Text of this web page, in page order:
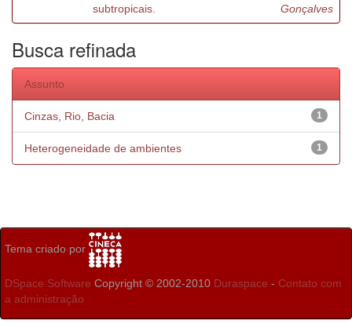
subtropicais.
Gonçalves
Busca refinada
Assunto
1
Cinzas, Rio, Bacia
1
Heterogeneidade de ambientes
Tema criado por
DSpace Software Copyright © 2002-2010 Duraspace - Contato com
a administração